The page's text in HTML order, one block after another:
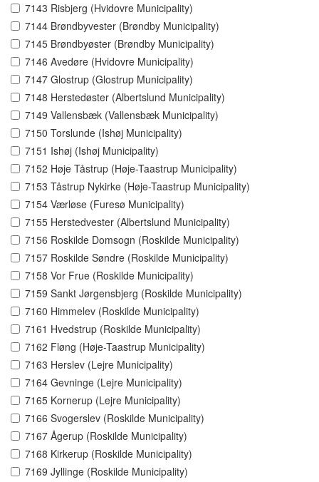
7143 Risbjerg (Hvidovre Municipality)
7144 Brøndbyvester (Brøndby Municipality)
7145 Brøndbyøster (Brøndby Municipality)
7146 Avedøre (Hvidovre Municipality)
7147 Glostrup (Glostrup Municipality)
7148 Herstedøster (Albertslund Municipality)
7149 Vallensbæk (Vallensbæk Municipality)
7150 Torslunde (Ishøj Municipality)
7151 Ishøj (Ishøj Municipality)
7152 Høje Tåstrup (Høje-Taastrup Municipality)
7153 Tåstrup Nykirke (Høje-Taastrup Municipality)
7154 Værløse (Furesø Municipality)
7155 Herstedvester (Albertslund Municipality)
7156 Roskilde Domsogn (Roskilde Municipality)
7157 Roskilde Søndre (Roskilde Municipality)
7158 Vor Frue (Roskilde Municipality)
7159 Sankt Jørgensbjerg (Roskilde Municipality)
7160 Himmelev (Roskilde Municipality)
7161 Hvedstrup (Roskilde Municipality)
7162 Fløng (Høje-Taastrup Municipality)
7163 Herslev (Lejre Municipality)
7164 Gevninge (Lejre Municipality)
7165 Kornerup (Lejre Municipality)
7166 Svogerslev (Roskilde Municipality)
7167 Ågerup (Roskilde Municipality)
7168 Kirkerup (Roskilde Municipality)
7169 Jyllinge (Roskilde Municipality)